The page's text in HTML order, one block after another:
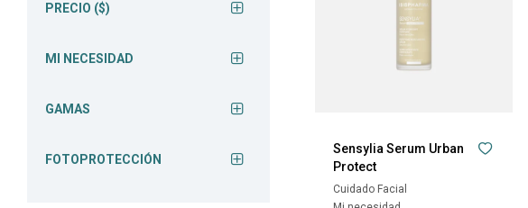
Sensylia Serum Urban
Protect
Cuidado Facial
PRECIO ($)
MI NECESIDAD
GAMAS
FOTOPROTECCIÓN